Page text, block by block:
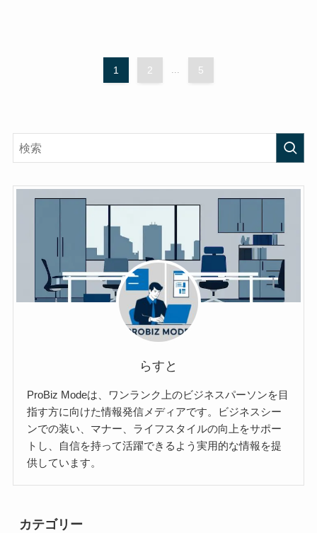
1 2 ... 5
らすと
ProBiz Modeは、ワンランク上のビジネスパーソンを目
指す方に向けた情報発信メディアです。ビジネスシー
ンでの装い、マナー、ライフスタイルの向上をサポー
トし、自信を持って活躍できるよう実用的な情報を提
供しています。
カテゴリー